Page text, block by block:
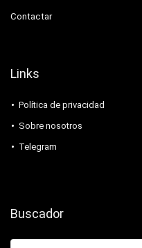
Contactar
Links
Política de privacidad
Sobre nosotros
Telegram
Buscador